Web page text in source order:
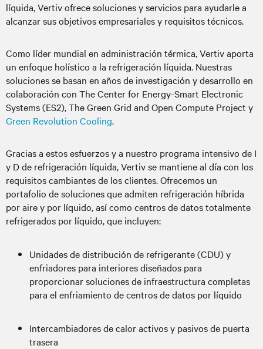
líquida, Vertiv ofrece soluciones y servicios para ayudarle a
alcanzar sus objetivos empresariales y requisitos técnicos.
Como líder mundial en administración térmica, Vertiv aporta
un enfoque holístico a la refrigeración líquida. Nuestras
soluciones se basan en años de investigación y desarrollo en
colaboración con The Center for Energy-Smart Electronic
Systems (ES2), The Green Grid and Open Compute Project y
Green Revolution Cooling.
Gracias a estos esfuerzos y a nuestro programa intensivo de I
y D de refrigeración líquida, Vertiv se mantiene al día con los
requisitos cambiantes de los clientes. Ofrecemos un
portafolio de soluciones que admiten refrigeración híbrida
por aire y por líquido, así como centros de datos totalmente
refrigerados por líquido, que incluyen:
Unidades de distribución de refrigerante (CDU) y
enfriadores para interiores diseñados para
proporcionar soluciones de infraestructura completas
para el enfriamiento de centros de datos por líquido
Intercambiadores de calor activos y pasivos de puerta
trasera